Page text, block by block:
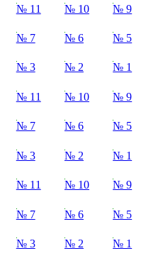
№ 11 № 10 № 9
№ 7 № 6 № 5
№ 3 № 2 № 1
№ 11 № 10 № 9
№ 7 № 6 № 5
№ 3 № 2 № 1
№ 11 № 10 № 9
№ 7 № 6 № 5
№ 3 № 2 № 1